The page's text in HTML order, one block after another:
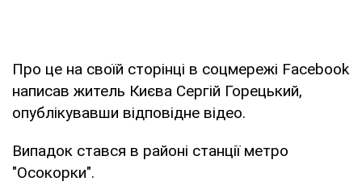
Про це на своїй сторінці в соцмережі Facebook
написав житель Києва Сергій Горецький,
опублікувавши відповідне відео.
Випадок стався в районі станції метро
"Осокорки".